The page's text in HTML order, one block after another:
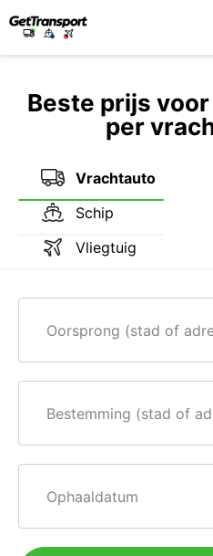
Beste prijs
per
Vrachtauto
Schip
Vliegtuig
Oorsprong (stad of
Bestemming (stad of
Ophaaldatum